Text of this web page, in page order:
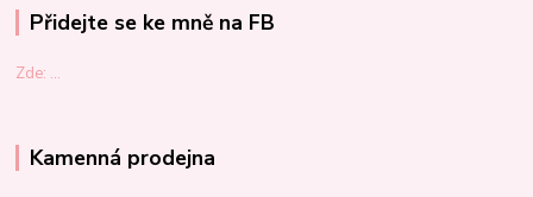
Přidejte se ke mně na FB
Zde: ...
Kamenná prodejna